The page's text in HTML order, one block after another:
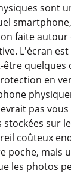
sont
faite autour
L'écran
quelques
en
pas
sur
coûteux
poche, mais
les photos